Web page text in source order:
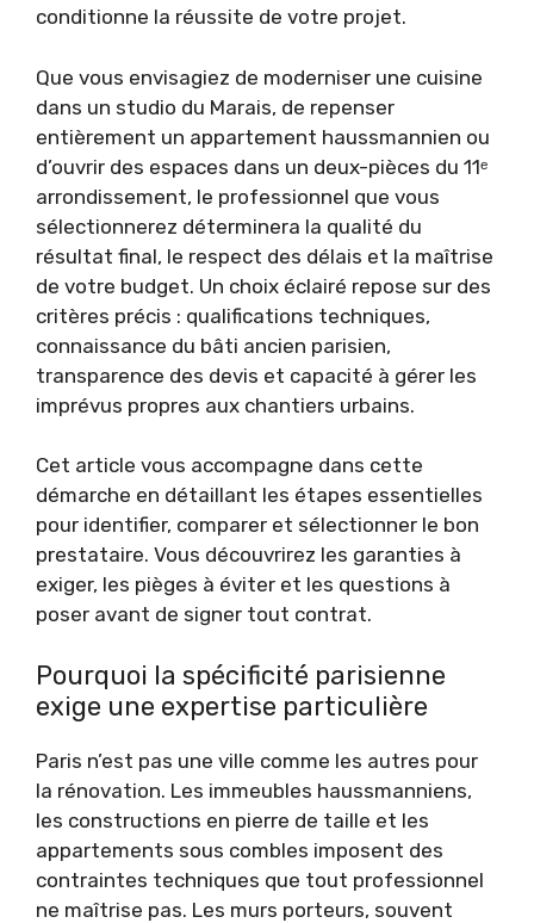
conditionne la réussite de votre projet.
Que vous envisagiez de moderniser une cuisine
dans un studio du Marais, de repenser
entièrement un appartement haussmannien ou
d’ouvrir des espaces dans un deux-pièces du 11ᵉ
arrondissement, le professionnel que vous
sélectionnerez déterminera la qualité du
résultat final, le respect des délais et la maîtrise
de votre budget. Un choix éclairé repose sur des
critères précis : qualifications techniques,
connaissance du bâti ancien parisien,
transparence des devis et capacité à gérer les
imprévus propres aux chantiers urbains.
Cet article vous accompagne dans cette
démarche en détaillant les étapes essentielles
pour identifier, comparer et sélectionner le bon
prestataire. Vous découvrirez les garanties à
exiger, les pièges à éviter et les questions à
poser avant de signer tout contrat.
Pourquoi la spécificité parisienne
exige une expertise particulière
Paris n’est pas une ville comme les autres pour
la rénovation. Les immeubles haussmanniens,
les constructions en pierre de taille et les
appartements sous combles imposent des
contraintes techniques que tout professionnel
ne maîtrise pas. Les murs porteurs, souvent